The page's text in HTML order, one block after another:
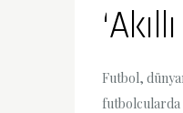
Futbol,
futbolcularda